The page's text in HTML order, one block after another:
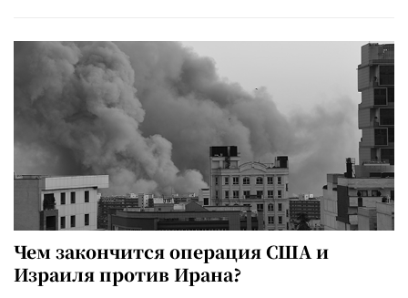
Чем закончится операция США и
Израиля против Ирана?